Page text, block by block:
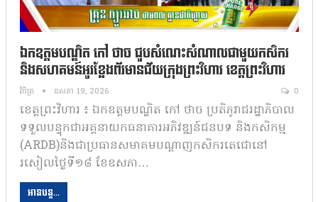
ឯកឧត្តមបណ្ឌិត កៅ ថាច ជួបសំណេះសំណាលជាមួយកសិករ
និងសហគមន៍អូរខ្លែងព័រមានជ័យក្រុងព្រះវិហារ ខេត្តព្រះវិហារ
វិចិត្រ ឧសភា 19, 2026 0
ខេត្តព្រះវិហារ ៖ ឯកឧត្តមបណ្ឌិត កៅ ថាច ប្រតិភូរាជរដ្ឋាភិបាល
ទទួលបន្ទុកជាអគ្គនាយកធនាគារអភិវឌ្ឍន៍ជនបទ និងកសិកម្ម
(ARDB)និងជាប្រធានសមាគមបណ្តាញកសិករតេជោនៅ
រសៀលថ្ងៃទី១៨ ខែឧសភា…
អានបន្ត...